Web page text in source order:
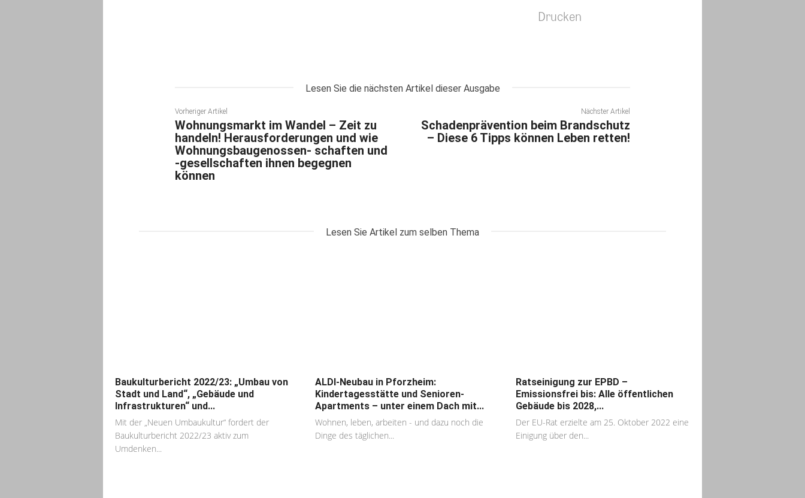
Drucken
Lesen Sie die nächsten Artikel dieser Ausgabe
Vorheriger Artikel
Wohnungsmarkt im Wandel – Zeit zu
handeln! Herausforderungen und wie
Wohnungsbaugenossen- schaften und
-gesellschaften ihnen begegnen
können
Nächster Artikel
Schadenprävention beim Brandschutz
– Diese 6 Tipps können Leben retten!
Lesen Sie Artikel zum selben Thema
Baukulturbericht 2022/23: „Umbau von
Stadt und Land“, „Gebäude und
Infrastrukturen“ und...
Mit der „Neuen Umbaukultur“ fordert der
Baukulturbericht 2022/23 aktiv zum
Umdenken...
ALDI-Neubau in Pforzheim:
Kindertagesstätte und Senioren-
Apartments – unter einem Dach mit...
Wohnen, leben, arbeiten - und dazu noch die
Dinge des täglichen...
Ratseinigung zur EPBD –
Emissionsfrei bis: Alle öffentlichen
Gebäude bis 2028,...
Der EU-Rat erzielte am 25. Oktober 2022 eine
Einigung über den...